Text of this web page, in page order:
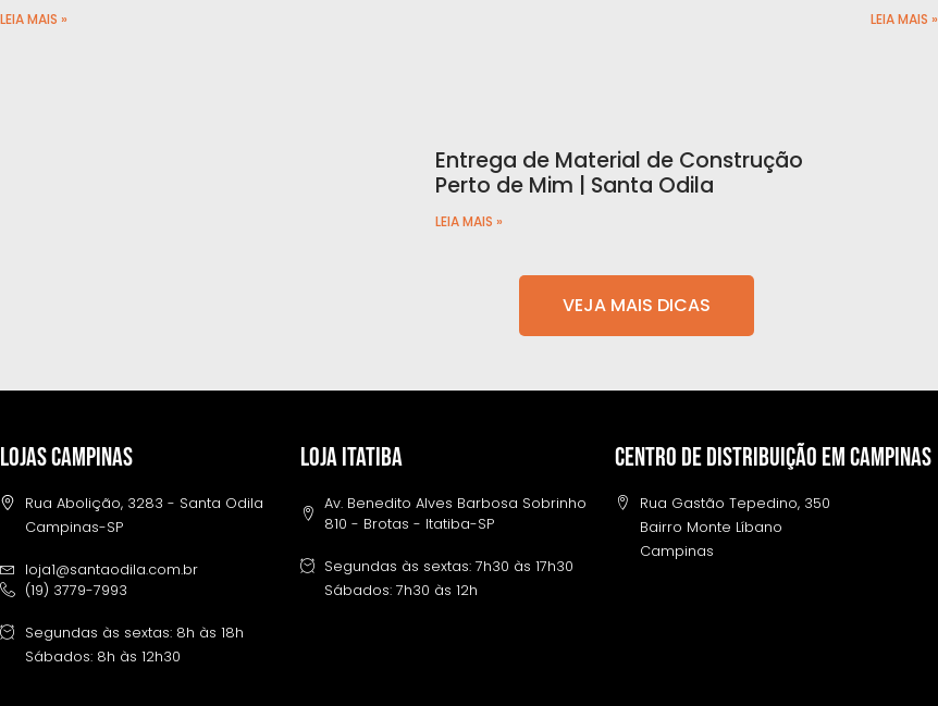
LEIA MAIS »
Entrega de Material de Construção
Perto de Mim | Santa Odila
LEIA MAIS »
LEIA MAIS »
VEJA MAIS DICAS
LOJAS CAMPINAS
Rua Abolição, 3283 - Santa Odila
Campinas-SP
loja1@santaodila.com.br
(19) 3779-7993
Segundas às sextas: 8h às 18h
Sábados: 8h às 12h30
LOJA ITATIBA
Av. Benedito Alves Barbosa Sobrinho
810 - Brotas - Itatiba-SP
Segundas às sextas: 7h30 às 17h30
Sábados: 7h30 às 12h
Centro de distribuição em campinas
Rua Gastão Tepedino, 350
Bairro Monte Líbano
Campinas